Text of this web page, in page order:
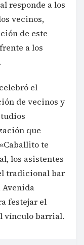
de este
a los
el
que
te
los asistentes
tradicional bar
Avenida
festejar el
barrial.